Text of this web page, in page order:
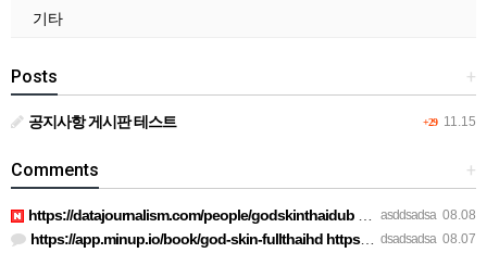
기타
+
Posts
+29 11.15
공지사항 게시판 테스트
+
Comments
asddsadsa 08.08
https://datajournalism.com/people/godskinthaidub https://dat…
dsadsadsa 08.07
https://app.minup.io/book/god-skin-fullthaihd https://app.mi…